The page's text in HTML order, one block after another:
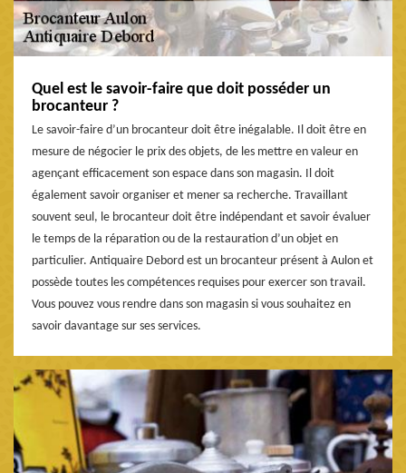
Quel est le savoir-faire que doit posséder un
brocanteur ?
Le savoir-faire d’un brocanteur doit être inégalable. Il doit être en
mesure de négocier le prix des objets, de les mettre en valeur en
agençant efficacement son espace dans son magasin. Il doit
également savoir organiser et mener sa recherche. Travaillant
souvent seul, le brocanteur doit être indépendant et savoir évaluer
le temps de la réparation ou de la restauration d’un objet en
particulier. Antiquaire Debord est un brocanteur présent à Aulon et
possède toutes les compétences requises pour exercer son travail.
Vous pouvez vous rendre dans son magasin si vous souhaitez en
savoir davantage sur ses services.